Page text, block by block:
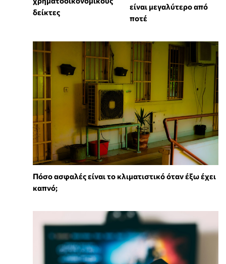
δείκτες
είναι μεγαλύτερο από
ποτέ
Πόσο ασφαλές είναι το κλιματιστικό όταν έξω έχει
καπνό;